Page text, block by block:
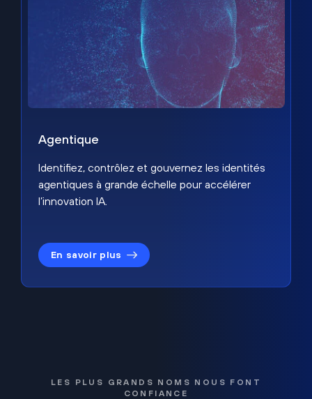
Agentique
Identifiez, contrôlez et gouvernez les identités
agentiques à grande échelle pour accélérer
l’innovation IA.
En savoir plus
LES PLUS GRANDS NOMS NOUS FONT
CONFIANCE